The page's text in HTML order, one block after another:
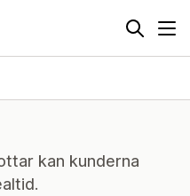
kan kunderna